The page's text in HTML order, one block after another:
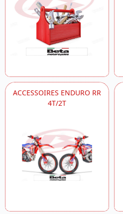
ACCESSOIRES ENDURO RR
4T/2T